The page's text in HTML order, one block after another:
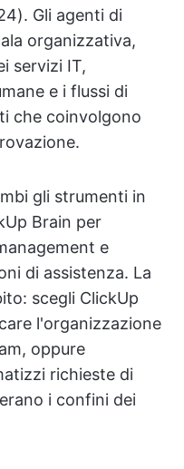
Gli agenti di
organizzativa,
servizi IT,
e i flussi di
che coinvolgono
gli strumenti in
Brain per
e
di assistenza. La
scegli ClickUp
l'organizzazione
oppure
richieste di
i confini dei